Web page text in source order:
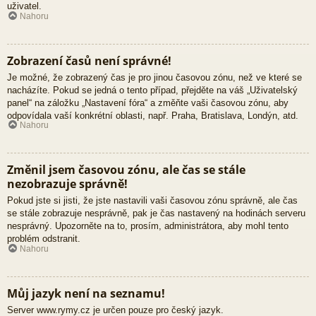
uživatel.
Nahoru
Zobrazení časů není správné!
Je možné, že zobrazený čas je pro jinou časovou zónu, než ve které se
nacházíte. Pokud se jedná o tento případ, přejděte na váš „Uživatelský
panel“ na záložku „Nastavení fóra“ a změňte vaši časovou zónu, aby
odpovídala vaší konkrétní oblasti, např. Praha, Bratislava, Londýn, atd.
Nahoru
Změnil jsem časovou zónu, ale čas se stále
nezobrazuje správně!
Pokud jste si jisti, že jste nastavili vaši časovou zónu správně, ale čas
se stále zobrazuje nesprávně, pak je čas nastavený na hodinách serveru
nesprávný. Upozorněte na to, prosím, administrátora, aby mohl tento
problém odstranit.
Nahoru
Můj jazyk není na seznamu!
Server www.rymy.cz je určen pouze pro český jazyk.